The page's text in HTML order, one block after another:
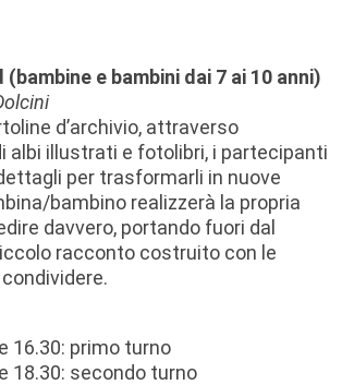
e bambini dai 7 ai 10 anni)
d’archivio, attraverso
albi illustrati e fotolibri, i partecipanti
per trasformarli in nuove
bambino realizzerà la propria
davvero, portando fuori dal
racconto costruito con le
16.30: primo turno
18.30: secondo turno